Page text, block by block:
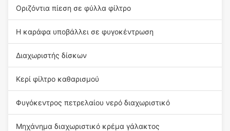
Οριζόντια πίεση σε φύλλα φίλτρο
Η καράφα υποβάλλει σε φυγοκέντρωση
Διαχωριστής δίσκων
Κερί φίλτρο καθαρισμού
Φυγόκεντρος πετρελαίου νερό διαχωριστικό
Μηχάνημα διαχωριστικό κρέμα γάλακτος